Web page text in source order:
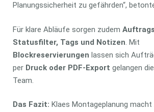
Planungssicherheit zu gefährden“,
Für klare Abläufe sorgen zudem
Statusfilter, Tags und Notizen. Mit
Blockreservierungen lassen sich
per Druck oder PDF-Export gelangen
Team.
Das Fazit: Klaes Montageplanung